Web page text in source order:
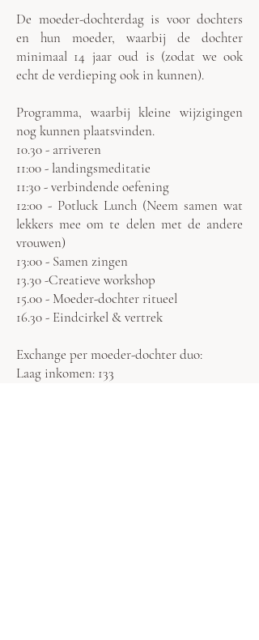
De moeder-dochterdag is voor dochters
en hun moeder, waarbij de dochter
minimaal 14 jaar oud is (zodat we ook
echt de verdieping ook in kunnen).
Programma, waarbij kleine wijzigingen
nog kunnen plaatsvinden.
10.30 - arriveren
11:00 - landingsmeditatie
11:30 - verbindende oefening
12:00 - Potluck Lunch (Neem samen wat
lekkers mee om te delen met de andere
vrouwen)
13:00 - Samen zingen
13.30 -Creatieve workshop
15.00 - Moeder-dochter ritueel
16.30 - Eindcirkel & vertrek
Exchange per moeder-dochter duo:
Laag inkomen: 133